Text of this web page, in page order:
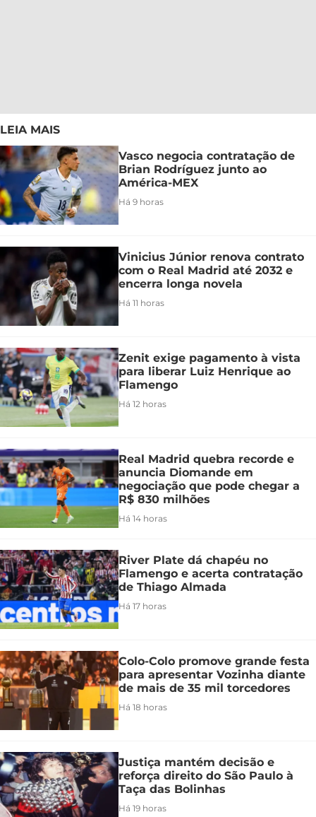
LEIA MAIS
Vasco negocia contratação de
Brian Rodríguez junto ao
América-MEX
Há 9 horas
Vinicius Júnior renova contrato
com o Real Madrid até 2032 e
encerra longa novela
Há 11 horas
Zenit exige pagamento à vista
para liberar Luiz Henrique ao
Flamengo
Há 12 horas
Real Madrid quebra recorde e
anuncia Diomande em
negociação que pode chegar a
R$ 830 milhões
Há 14 horas
River Plate dá chapéu no
Flamengo e acerta contratação
de Thiago Almada
Há 17 horas
Colo-Colo promove grande festa
para apresentar Vozinha diante
de mais de 35 mil torcedores
Há 18 horas
Justiça mantém decisão e
reforça direito do São Paulo à
Taça das Bolinhas
Há 19 horas